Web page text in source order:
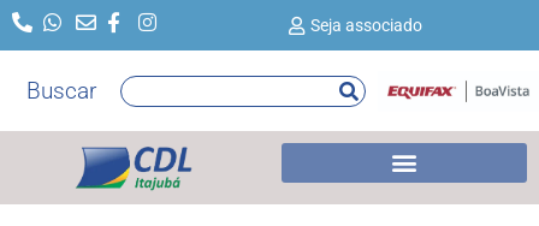
para
conteúdo
Seja associado
Buscar Pesquisar